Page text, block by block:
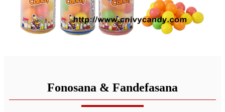
Fonosana & Fandefasana